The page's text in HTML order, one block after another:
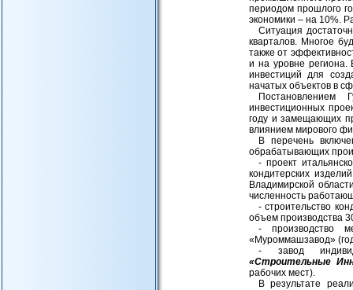
периодом прошлого
экономики – на 10%.
Ситуация
кварталов. Многое
также от
и на уровне региона.
инвестиций для
начатых объектов в
инвестиционных
году и замещающих
влиянием мирового
В перечень
обрабатывающих
- проект
кондитерских
Владимирской
численность
- строительство
объем производства
- производство
«Муроммашзавод»
- завод
«Строительные
рабочих мест).
В результате